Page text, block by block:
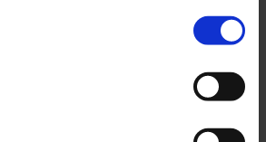
– was verändert sich? Im Interview mit